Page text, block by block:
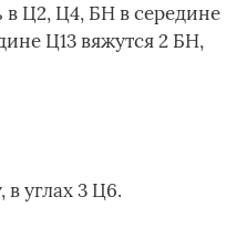
в Ц2, Ц4, БН в середине
Ц13 вяжутся 2 БН,
в углах 3 Ц6.